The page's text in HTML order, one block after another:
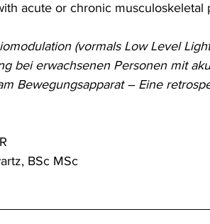
acute or chronic
(vormals Low Level
bei erwachsenen Personen mit
Bewegungsapparat – Eine
BSc MSc